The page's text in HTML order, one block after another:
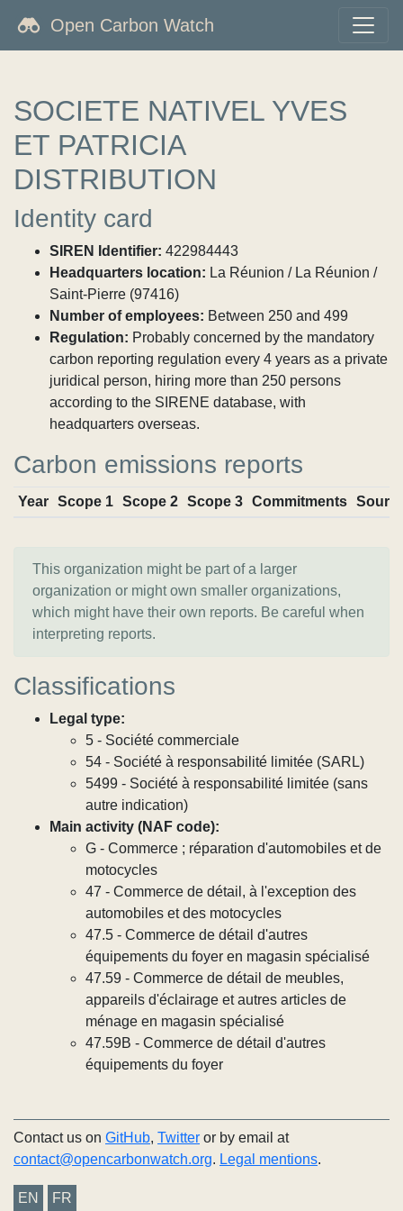
Open Carbon Watch
SOCIETE NATIVEL YVES
ET PATRICIA
DISTRIBUTION
Identity card
SIREN Identifier: 422984443
Headquarters location: La Réunion / La Réunion /
Saint-Pierre (97416)
Number of employees: Between 250 and 499
Regulation: Probably concerned by the mandatory
carbon reporting regulation every 4 years as a private
juridical person, hiring more than 250 persons
according to the SIRENE database, with
headquarters overseas.
Carbon emissions reports
Year Scope 1 Scope 2 Scope 3 Commitments
This organization might be part of a larger
organization or might own smaller organizations,
which might have their own reports. Be careful when
interpreting reports.
Classifications
Legal type:
5 - Société commerciale
54 - Société à responsabilité limitée (SARL)
5499 - Société à responsabilité limitée (sans
autre indication)
Main activity (NAF code):
G - Commerce ; réparation d'automobiles et de
motocycles
47 - Commerce de détail, à l'exception des
automobiles et des motocycles
47.5 - Commerce de détail d'autres
équipements du foyer en magasin spécialisé
47.59 - Commerce de détail de meubles,
appareils d'éclairage et autres articles de
ménage en magasin spécialisé
47.59B - Commerce de détail d'autres
équipements du foyer
Contact us on GitHub, Twitter or by email at
contact@opencarbonwatch.org. Legal mentions.
EN FR